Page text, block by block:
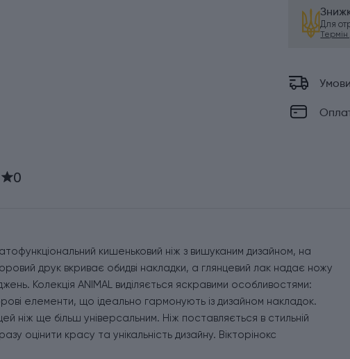
Для
Термін
0
кишеньковий ніж з вишуканим дизайном, на
друк вкриває обидві накладки, а глянцевий лак надає ножу
Колекція ANIMAL виділяється яскравими особливостями:
елементи, що ідеально гармонують із дизайном накладок.
ніж ще більш універсальним. Ніж поставляється в стильній
оцінити красу та унікальність дизайну. Вікторінокс